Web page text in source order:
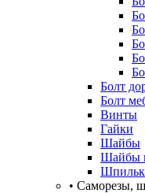
Болт
Болт
Винты
Гайки
Шайбы
Шайбы
• Саморезы,